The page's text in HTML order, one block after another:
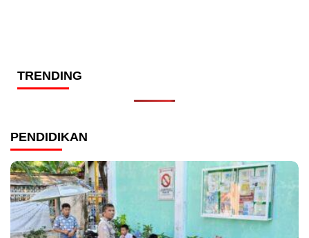
TRENDING
PENDIDIKAN